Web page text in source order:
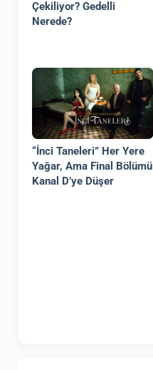
Çekiliyor? Gedelli
Nerede?
“İnci Taneleri” Her Yere
Yağar, Ama Final Bölümü
Kanal D’ye Düşer